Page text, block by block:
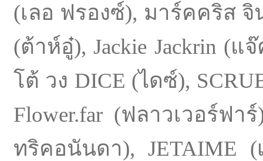
(เลอ ฟรองซ์), มาร์คคริส จิ
(ต้าห์อู๋), Jackie Jackrin (
โต้ วง DICE (ไดซ์),
Flower.far (ฟลาวเวอร์ฟา
ทริคอนันดา), JETAIME